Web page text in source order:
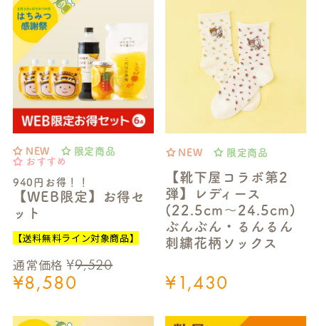
940円お得！！
【WEB限定】お得セ
ット
NEW
限定商品
おすすめ
通常価格 ¥9,520
¥8,580
【送料無料ライン対象商品】
【靴下屋コラボ第2
弾】レディース
(22.5cm～24.5cm)
ぶんぶん・るんるん
刺繍花柄ソックス
NEW 限定商品
¥1,430